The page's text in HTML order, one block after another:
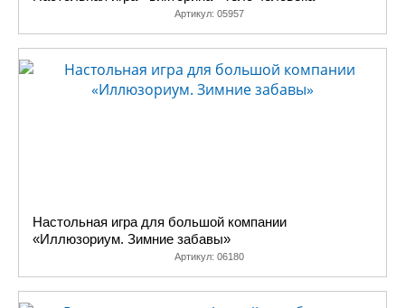
Артикул: 05957
Настольная игра для большой компании
«Иллюзориум. Зимние забавы»
Артикул: 06180